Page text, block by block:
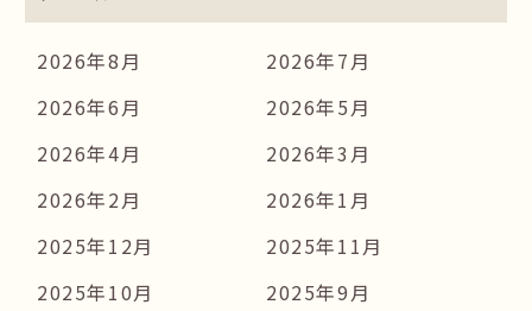
2026年8月
2026年7月
2026年6月
2026年5月
2026年4月
2026年3月
2026年2月
2026年1月
2025年12月
2025年11月
2025年10月
2025年9月